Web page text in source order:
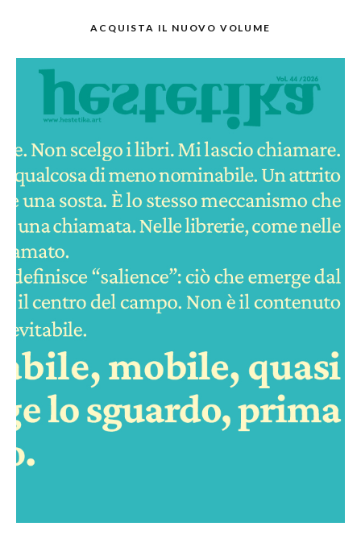
ACQUISTA IL NUOVO VOLUME